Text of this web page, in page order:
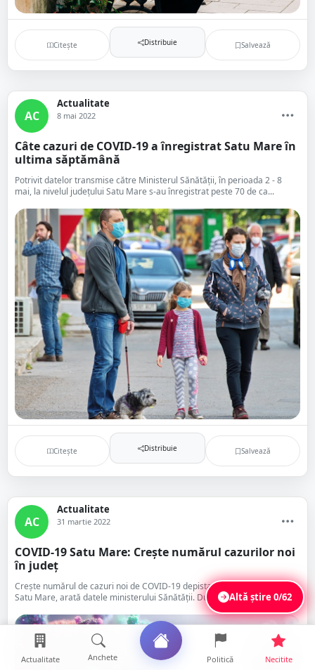
Citește Distribuie Salvează
AC
Actualitate
8 mai 2022
Câte cazuri de COVID-19 a înregistrat Satu Mare în
ultima săptămână
Potrivit datelor transmise către Ministerul Sănătății, în perioada 2 - 8
mai, la nivelul județului Satu Mare s-au înregistrat peste 70 de ca...
Citește Distribuie Salvează
AC
Actualitate
31 martie 2022
COVID-19 Satu Mare: Crește numărul cazurilor noi
în județ
Crește numărul de cazuri noi de COVID-19 depistate la nivelul județului
Satu Mare, arată datele ministerului Sănătății. După mai multe zile ...
Altă știre0/62
Actualitate Anchete Politică Necitite